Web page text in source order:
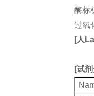
酶标
过氧
[人
[试